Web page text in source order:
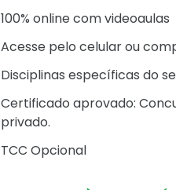
100% online com videoaulas
Acesse pelo celular ou
Disciplinas específicas do
Certificado aprovado: C
privado.
TCC Opcional